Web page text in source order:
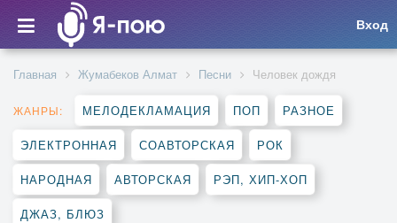
Вход
Главная Жумабеков Алмат Песни Человек дождя
ЖАНРЫ: МЕЛОДЕКЛАМАЦИЯ ПОП РАЗНОЕ
ЭЛЕКТРОННАЯ СОАВТОРСКАЯ РОК
НАРОДНАЯ АВТОРСКАЯ РЭП, ХИП-ХОП
ДЖАЗ, БЛЮЗ